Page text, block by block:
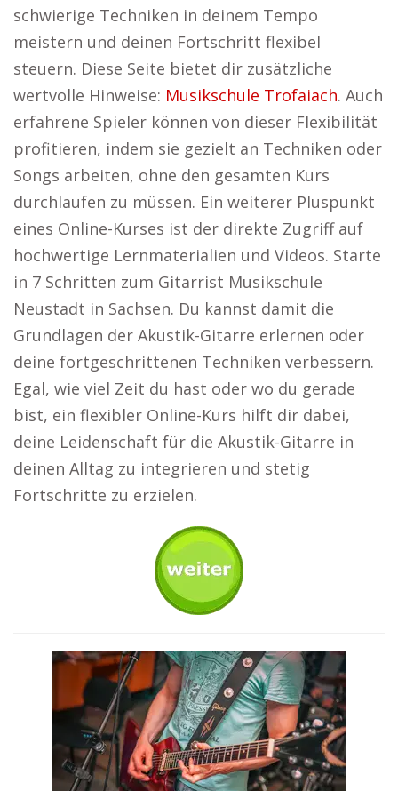
schwierige Techniken in deinem Tempo
meistern und deinen Fortschritt flexibel
steuern. Diese Seite bietet dir zusätzliche
wertvolle Hinweise: Musikschule Trofaiach. Auch
erfahrene Spieler können von dieser Flexibilität
profitieren, indem sie gezielt an Techniken oder
Songs arbeiten, ohne den gesamten Kurs
durchlaufen zu müssen. Ein weiterer Pluspunkt
eines Online-Kurses ist der direkte Zugriff auf
hochwertige Lernmaterialien und Videos. Starte
in 7 Schritten zum Gitarrist Musikschule
Neustadt in Sachsen. Du kannst damit die
Grundlagen der Akustik-Gitarre erlernen oder
deine fortgeschrittenen Techniken verbessern.
Egal, wie viel Zeit du hast oder wo du gerade
bist, ein flexibler Online-Kurs hilft dir dabei,
deine Leidenschaft für die Akustik-Gitarre in
deinen Alltag zu integrieren und stetig
Fortschritte zu erzielen.